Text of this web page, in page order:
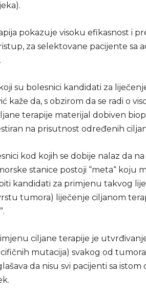
pokazuje visoku efikasnost i
za selektovane pacijente sa
su bolesnici kandidati za
kaže da, s obzirom da se radi o
terapije materijal dobiven
na prisutnost određenih
kod kojih se dobije nalaz da
stanice postoji “meta“ koju
kandidati za primjenu takvog
tumora) liječenje ciljanom
ciljane terapije je
mutacija) svakog od
da nisu svi pacijenti sa